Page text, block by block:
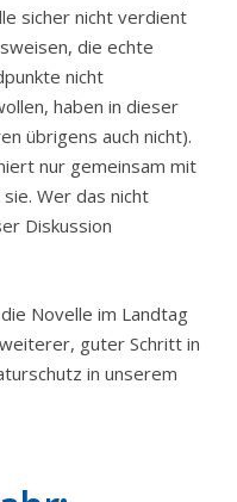
sicher nicht verdient
die echte
nicht
haben in dieser
übrigens auch nicht).
nur gemeinsam mit
Wer das nicht
Diskussion
Novelle im Landtag
guter Schritt in
in unserem